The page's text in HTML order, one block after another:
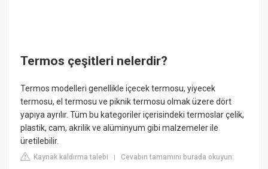
Termos çeşitleri nelerdir?
Termos modelleri genellikle içecek termosu, yiyecek
termosu, el termosu ve piknik termosu olmak üzere dört
yapıya ayrılır. Tüm bu kategoriler içerisindeki termoslar çelik,
plastik, cam, akrilik ve alüminyum gibi malzemeler ile
üretilebilir.
Kaynak kaldırma talebi |Cevabın tamamını burada okuyun: